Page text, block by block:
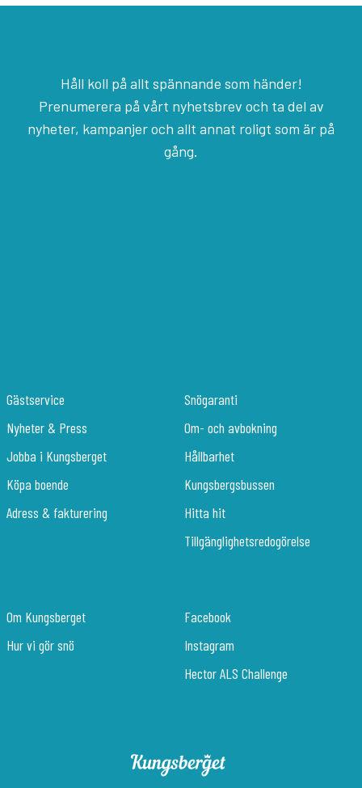
Håll koll på allt spännande som händer!
Prenumerera på vårt nyhetsbrev och ta del av
nyheter, kampanjer och allt annat roligt som är på
gång.
Gästservice
Nyheter & Press
Jobba i Kungsberget
Köpa boende
Adress & fakturering
Snögaranti
Om- och avbokning
Hållbarhet
Kungsbergsbussen
Hitta hit
Tillgänglighetsredogörelse
Om Kungsberget
Hur vi gör snö
Facebook
Instagram
Hector ALS Challenge